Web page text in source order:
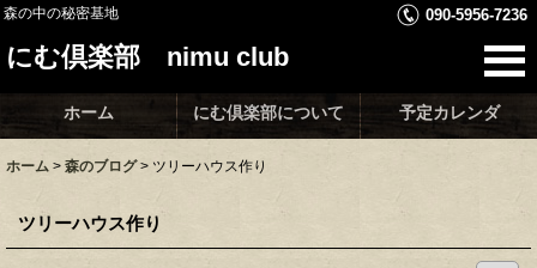
森の中の秘密基地 090-5956-7236
にむ倶楽部 nimu club
ホーム にむ倶楽部について 予定カレンダ
ホーム > 森のブログ > ツリーハウス作り
ツリーハウス作り